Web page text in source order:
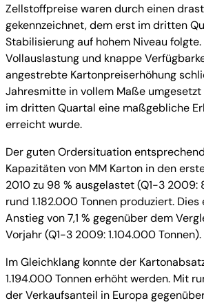
Zellstoffpreise waren durch einen
gekennzeichnet, dem erst im dritten
Stabilisierung auf hohem Niveau
Vollauslastung und knappe
angestrebte Kartonpreiserhöhung
Jahresmitte in vollem Maße
im dritten Quartal eine maßgebliche
erreicht wurde.
Der guten Ordersituation
Kapazitäten von MM Karton in den
2010 zu 98 % ausgelastet (Q1-3 2009:
rund 1.182.000 Tonnen produziert.
Anstieg von 7,1 % gegenüber dem
Vorjahr (Q1-3 2009: 1.104.000 Tonnen).
Im Gleichklang konnte der
1.194.000 Tonnen erhöht werden. Mit
der Verkaufsanteil in Europa